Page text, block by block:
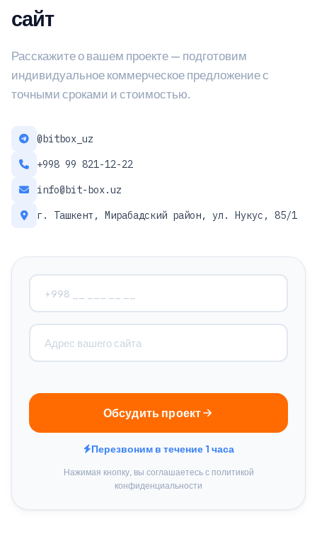
сайт
Расскажите о вашем проекте — подготовим
индивидуальное коммерческое предложение с
точными сроками и стоимостью.
@bitbox_uz
+998 99 821-12-22
info@bit-box.uz
г. Ташкент, Мирабадский район, ул. Нукус, 85/1
Обсудить проект
Перезвоним в течение 1 часа
Нажимая кнопку, вы соглашаетесь с политикой
конфиденциальности